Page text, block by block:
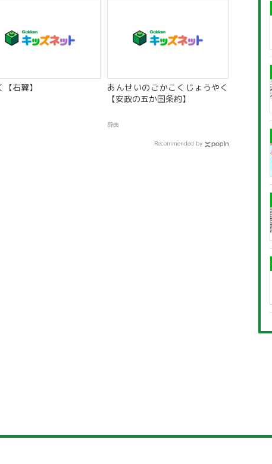
【右翼】
あんせいのごかこくじょうやく
【安政の五か国条約】
辞典
Recommended by